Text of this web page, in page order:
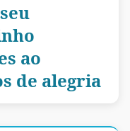
ao
de alegria